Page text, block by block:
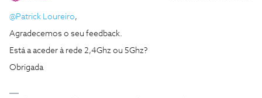
@Patrick Loureiro,
Agradecemos o seu feedback.
Está a aceder à rede 2,4Ghz ou 5Ghz?
Obrigada